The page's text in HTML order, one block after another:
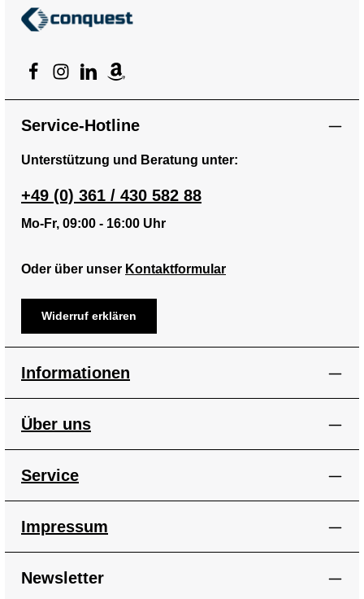
Service-Hotline
Unterstützung und Beratung unter:
+49 (0) 361 / 430 582 88
Mo-Fr, 09:00 - 16:00 Uhr
Oder über unser Kontaktformular
Widerruf erklären
Informationen
Über uns
Service
Impressum
Newsletter